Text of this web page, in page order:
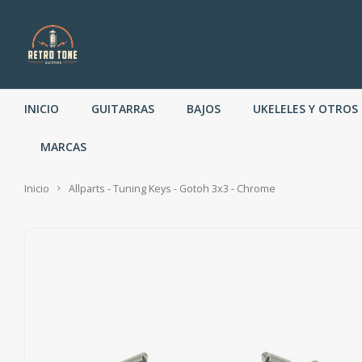
INICIO GUITARRAS BAJOS UKELELES Y OTROS
MARCAS
Inicio Allparts - Tuning Keys - Gotoh 3x3 - Chrome